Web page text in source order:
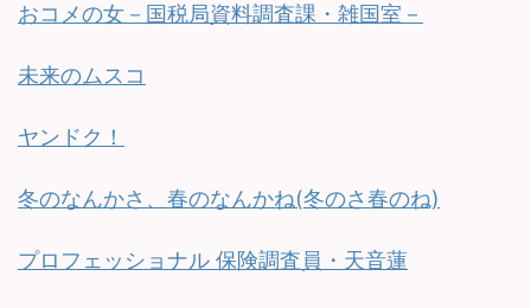
おコメの女－国税局資料調査課・雑国室－
未来のムスコ
ヤンドク！
冬のなんかさ、春のなんかね(冬のさ春のね)
プロフェッショナル 保険調査員・天音蓮